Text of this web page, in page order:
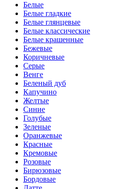
Белые
Белые гладкие
Белые глянцевые
Белые классические
Белые крашенные
Бежевые
Коричневые
Серые
Венге
Беленый дуб
Капучино
Желтые
Синие
Голубые
Зеленые
Оранжевые
Красные
Кремовые
Розовые
Бирюзовые
Бордовые